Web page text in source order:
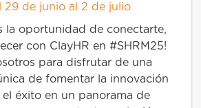
29 de junio al 2 de julio
la oportunidad de conectarte,
con ClayHR en #SHRM25!
para disfrutar de una
de fomentar la innovación
el éxito en un panorama de